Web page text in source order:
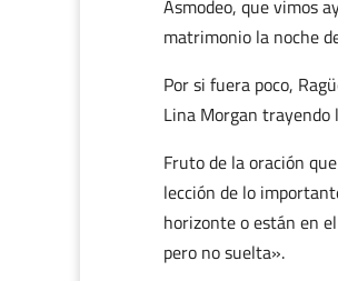
Asmodeo, que vimos
matrimonio la noche
Por si fuera poco,
Lina Morgan
Fruto de la oración
lección de lo
horizonte o están en
pero no suelta».